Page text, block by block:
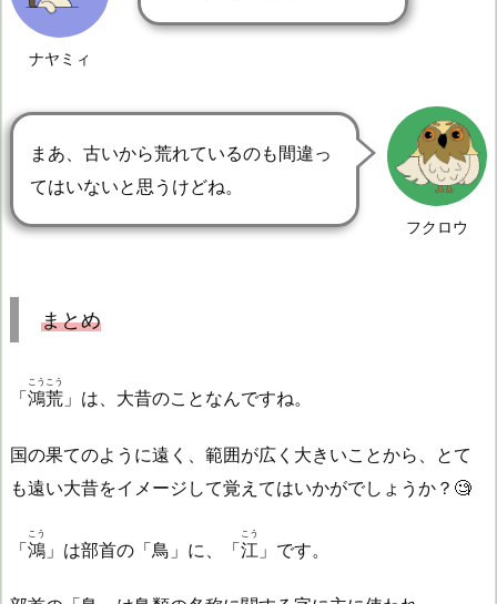
ナヤミィ
フクロウ
まあ、古いから荒れているのも間違っ
てはいないと思うけどね。
まとめ
「鴻荒
こうこう
」は、大昔のことなんですね。
国の果てのように遠く、範囲が広く大きいことから、とて
も遠い大昔をイメージして覚えてはいかがでしょうか？🧐
「鴻
こう
」は部首の「鳥」に、「江
こう
」です。